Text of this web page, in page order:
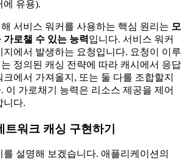
에 유용).
서비스 워커를 사용하는 핵심 원리는 모
로챌 수 있는 능력입니다. 서비스 워커
지에서 발생하는 요청입니다. 요청이 이루
정의된 캐싱 전략에 따라 캐시에서 응답
에서 가져올지, 또는 둘 다를 조합할지
이 가로채기 능력은 리소스 제공을 제어
니다.
워크 캐싱 구현하기
설명해 보겠습니다. 애플리케이션의